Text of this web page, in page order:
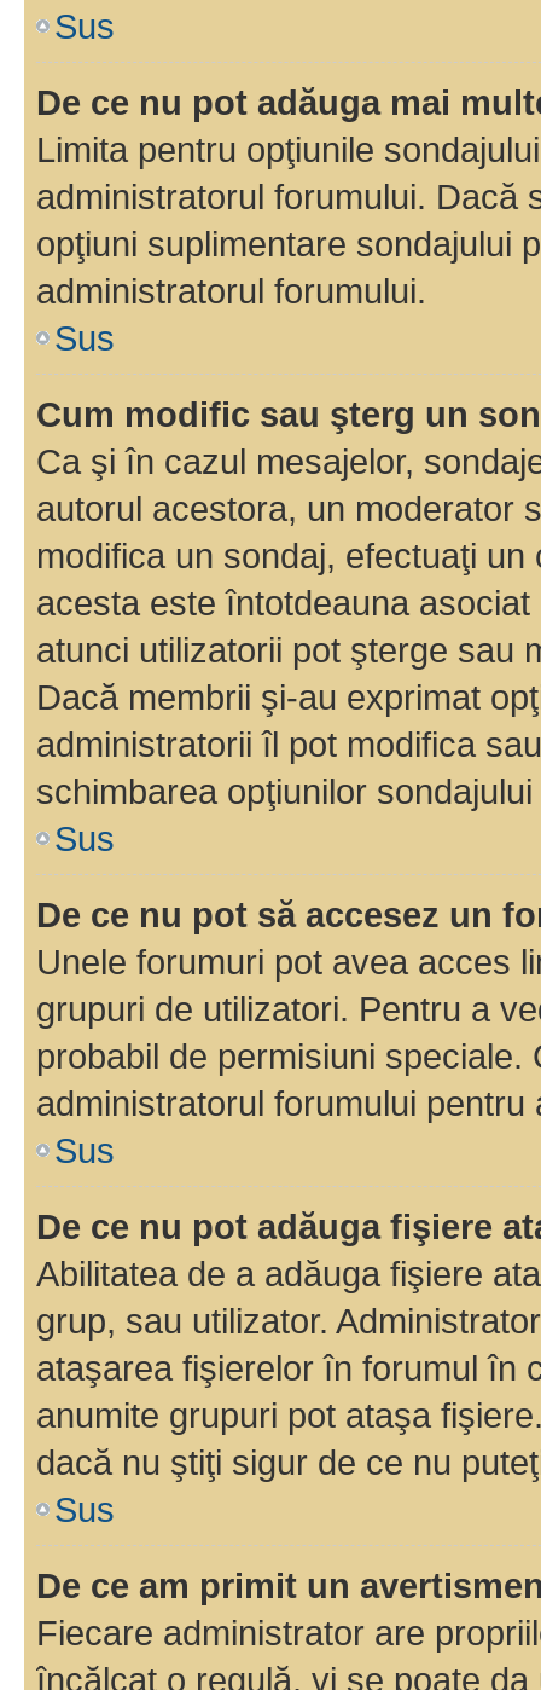
Sus
De ce nu pot adăuga mai
Limita pentru opţiunile
administratorul forumului. Dacă
opţiuni suplimentare sondajului
administratorul forumului.
Sus
Cum modific sau şterg un
Ca şi în cazul mesajelor,
autorul acestora, un moderator
modifica un sondaj, efectuaţi
acesta este întotdeauna
atunci utilizatorii pot şterge sau
Dacă membrii şi-au exprimat
administratorii îl pot modifica
schimbarea opţiunilor
Sus
De ce nu pot să accesez un
Unele forumuri pot avea acces
grupuri de utilizatori. Pentru a
probabil de permisiuni
administratorul forumului pentru
Sus
De ce nu pot adăuga fişiere
Abilitatea de a adăuga fişiere
grup, sau utilizator.
ataşarea fişierelor în forumul în
anumite grupuri pot ataşa
dacă nu ştiţi sigur de ce nu
Sus
De ce am primit un
Fiecare administrator are
încălcat o regulă, vi se poate